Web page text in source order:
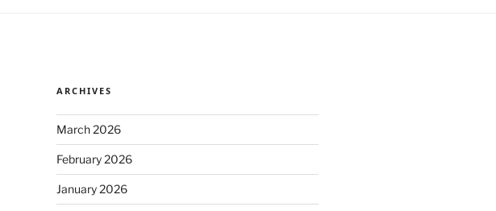
ARCHIVES
March 2026
February 2026
January 2026